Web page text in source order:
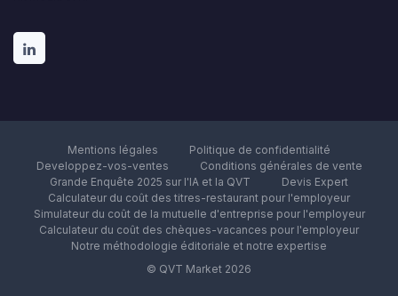
Mentions légales
Politique de confidentialité
Developpez-vos-ventes
Conditions générales de vente
Grande Enquête 2025 sur l'IA et la QVT
Devis Expert
Calculateur du coût des titres-restaurant pour l'employeur
Simulateur du coût de la mutuelle d'entreprise pour l'employeur
Calculateur du coût des chèques-vacances pour l'employeur
Notre méthodologie éditoriale et notre expertise
© QVT Market 2026